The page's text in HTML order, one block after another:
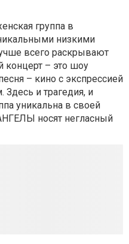
группа в
низкими
всего раскрывают
– это шоу
– кино с экспрессией
и трагедия, и
уникальна в своей
носят негласный